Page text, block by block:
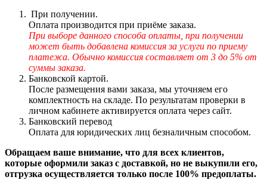
При получении.
Оплата производится при приёме заказа.
При выборе данного способа оплаты, при получении
может быть добавлена комиссия за услуги по приему
платежа. Обычно комиссия составляет от 3 до 5% от
суммы заказа.
Банковской картой.
После размещения вами заказа, мы уточняем его
комплектность на складе. По результатам проверки в
личном кабинете активируется оплата через сайт.
Банковский перевод
Оплата для юридических лиц безналичным способом.
Обращаем ваше внимание, что для всех клиентов,
которые оформили заказ с доставкой, но не выкупили его,
отгрузка осуществляется только после 100% предоплаты.